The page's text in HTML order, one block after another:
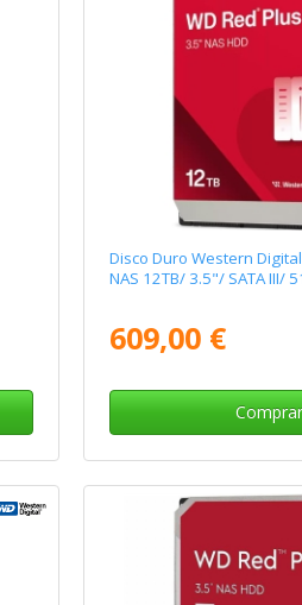
Disco Duro Western
NAS 12TB/ 3.5"/ SATA III/
609,00 €